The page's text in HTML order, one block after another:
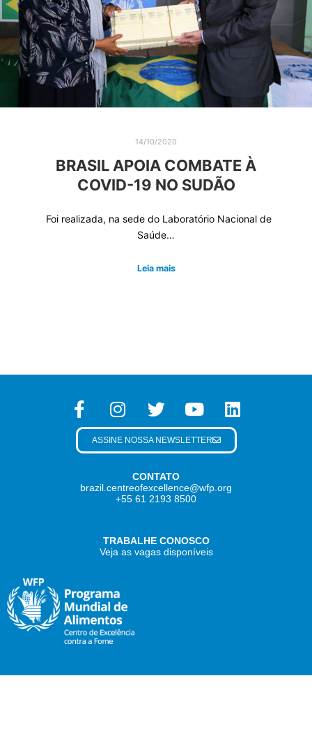
14/10/2020
BRASIL APOIA COMBATE À
COVID-19 NO SUDÃO
Foi realizada, na sede do Laboratório Nacional de
Saúde…
Leia mais
CONTATO
brazil.centreofexcellence@wfp.org
+55 61 2193 8500
TRABALHE CONOSCO
Veja as vagas disponíveis
ASSINE NOSSA NEWSLETTER